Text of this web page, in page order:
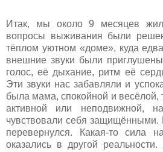
Итак, мы около 9 месяцев
вопросы выживания были
тёплом уютном «доме», куда
внешние звуки были
голос, её дыхание, ритм её
Эти звуки нас забавляли и
была мама, спокойной и весёлой,
активной или неподвижной,
чувствовали себя
перевернулся. Какая-то сила
оказались в другой